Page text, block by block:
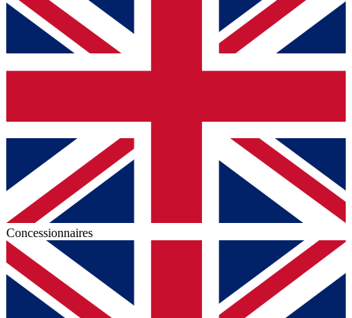
Concessionnaires